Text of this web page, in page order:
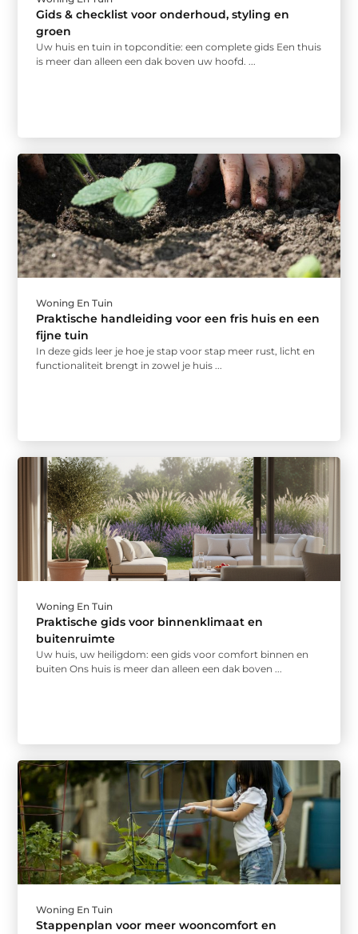
Gids & checklist voor onderhoud, styling en
groen
Uw huis en tuin in topconditie: een complete gids Een thuis
is meer dan alleen een dak boven uw hoofd. ...
Woning En Tuin
Praktische handleiding voor een fris huis en een
fijne tuin
In deze gids leer je hoe je stap voor stap meer rust, licht en
functionaliteit brengt in zowel je huis ...
Woning En Tuin
Praktische gids voor binnenklimaat en
buitenruimte
Uw huis, uw heiligdom: een gids voor comfort binnen en
buiten Ons huis is meer dan alleen een dak boven ...
Woning En Tuin
Stappenplan voor meer wooncomfort en